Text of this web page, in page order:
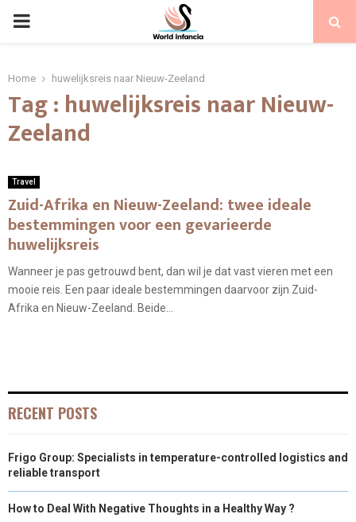
PRIMARY
Home huwelijksreis naar Nieuw-Zeeland
Tag : huwelijksreis naar Nieuw-
Zeeland
Travel
Zuid-Afrika en Nieuw-Zeeland: twee ideale
bestemmingen voor een gevarieerde
huwelijksreis
Wanneer je pas getrouwd bent, dan wil je dat vast vieren met een
mooie reis. Een paar ideale bestemmingen daarvoor zijn Zuid-
Afrika en Nieuw-Zeeland. Beide...
RECENT POSTS
Frigo Group: Specialists in temperature-controlled logistics and
reliable transport
How to Deal With Negative Thoughts in a Healthy Way ?